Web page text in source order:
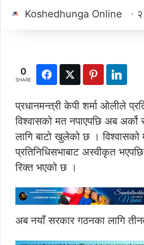
Koshedhunga Online
0
SHARE
प्रधानमन्त्री केपी शर्मा ओलीले
विश्वासको मत नपाएपछि अब
लागि बाटो खुलेको छ । विश्वासको
प्रतिनिधिसभाबाट अस्वीकृत
रिक्त भएको छ ।
अब नयाँ सरकार गठनका लागि